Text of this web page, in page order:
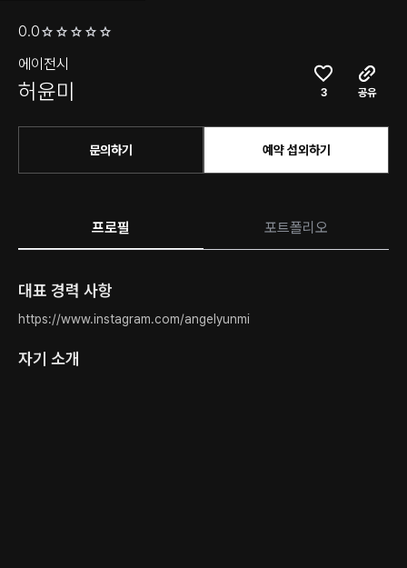
0.0
에이전시
허윤미 3 공유
문의하기 예약 섭외하기
프로필 포트폴리오
대표 경력 사항
https://www.instagram.com/angelyunmi
자기 소개